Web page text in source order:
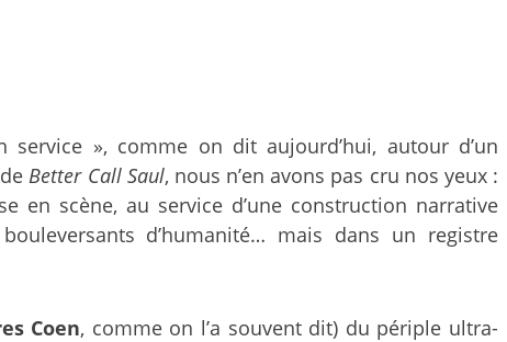
», comme on dit aujourd’hui, autour d’un
deBetter Call Saul, nous n’en avons pas cru nos yeux :
scène, au service d’une construction narrative
d’humanité… mais dans un registre
Coen, comme on l’a souvent dit) du périple ultra-